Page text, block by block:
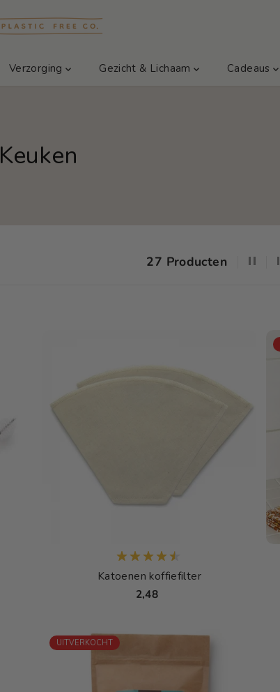
Verzorging Gezicht & Lichaam Cadeaus
Keuken
27 Producten
Katoenen koffiefilter
2,48
UITVERKOCHT